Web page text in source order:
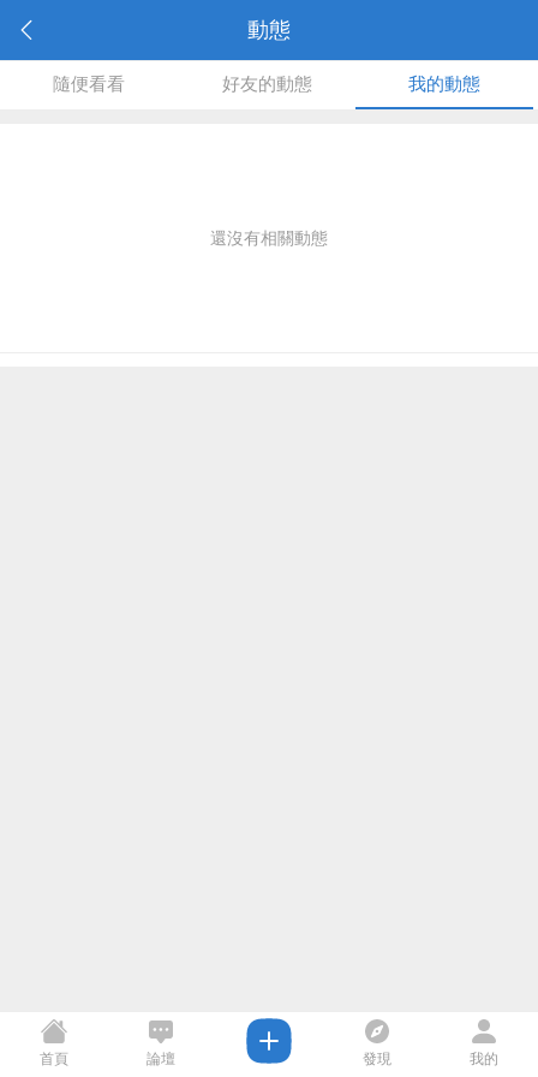
動態
隨便看看 好友的動態 我的動態
還沒有相關動態
首頁 論壇 發現 我的